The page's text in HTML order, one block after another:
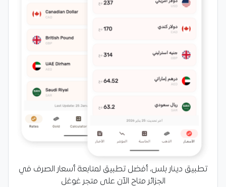
تطبيق دينار بلس، أفضل تطبيق لمتابعة أسعار الصرف في
الجزائر متاح الآن على متجر غوغل